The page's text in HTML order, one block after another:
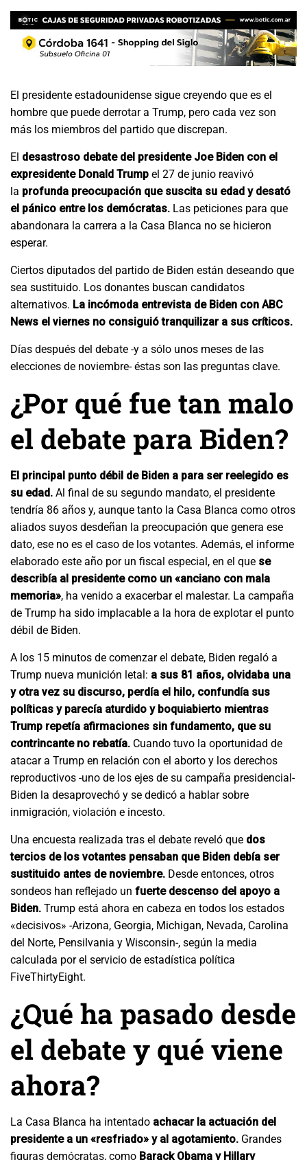
El presidente estadounidense sigue creyendo que es el
hombre que puede derrotar a Trump, pero cada vez son
más los miembros del partido que discrepan.
El desastroso debate del presidente Joe Biden con el
expresidente Donald Trump el 27 de junio reavivó
la profunda preocupación que suscita su edad y desató
el pánico entre los demócratas. Las peticiones para que
abandonara la carrera a la Casa Blanca no se hicieron
esperar.
Ciertos diputados del partido de Biden están deseando que
sea sustituido. Los donantes buscan candidatos
alternativos. La incómoda entrevista de Biden con ABC
News el viernes no consiguió tranquilizar a sus críticos.
Días después del debate -y a sólo unos meses de las
elecciones de noviembre- éstas son las preguntas clave.
¿Por qué fue tan malo
el debate para Biden?
El principal punto débil de Biden a para ser reelegido es
su edad. Al final de su segundo mandato, el presidente
tendría 86 años y, aunque tanto la Casa Blanca como otros
aliados suyos desdeñan la preocupación que genera ese
dato, ese no es el caso de los votantes. Además, el informe
elaborado este año por un fiscal especial, en el que se
describía al presidente como un «anciano con mala
memoria», ha venido a exacerbar el malestar. La campaña
de Trump ha sido implacable a la hora de explotar el punto
débil de Biden.
A los 15 minutos de comenzar el debate, Biden regaló a
Trump nueva munición letal: a sus 81 años, olvidaba una
y otra vez su discurso, perdía el hilo, confundía sus
políticas y parecía aturdido y boquiabierto mientras
Trump repetía afirmaciones sin fundamento, que su
contrincante no rebatía. Cuando tuvo la oportunidad de
atacar a Trump en relación con el aborto y los derechos
reproductivos -uno de los ejes de su campaña presidencial-
Biden la desaprovechó y se dedicó a hablar sobre
inmigración, violación e incesto.
Una encuesta realizada tras el debate reveló que dos
tercios de los votantes pensaban que Biden debía ser
sustituido antes de noviembre. Desde entonces, otros
sondeos han reflejado un fuerte descenso del apoyo a
Biden. Trump está ahora en cabeza en todos los estados
«decisivos» -Arizona, Georgia, Michigan, Nevada, Carolina
del Norte, Pensilvania y Wisconsin-, según la media
calculada por el servicio de estadística política
FiveThirtyEight.
¿Qué ha pasado desde
el debate y qué viene
ahora?
La Casa Blanca ha intentado achacar la actuación del
presidente a un «resfriado» y al agotamiento. Grandes
figuras demócratas, como Barack Obama y Hillary